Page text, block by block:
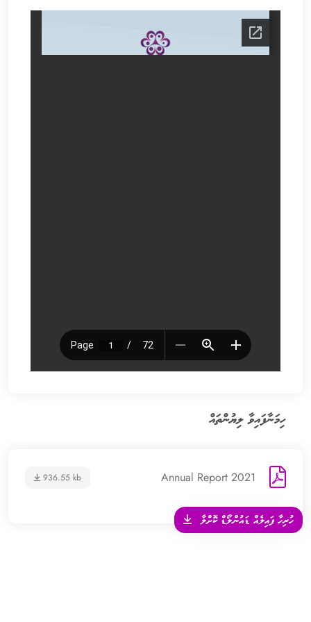
ހިމަނާފައިވާ ލިޔުންތައް
Annual Report 2021
936.55 kb
ހުރިހާ ފައިލެއް ޑައުންލޯޑް ކޮށްލާ